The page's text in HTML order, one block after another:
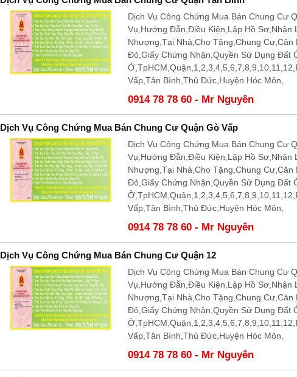
Dịch Vụ Công Chứng Mua Bán Chung Cư
Vụ,Hướng Đẫn,Điều Kiện,Lập Hồ Sơ,Nhận
Nhượng,Tại Nhà,Cho Tặng,Chung
Đỏ,Giấy Chứng Nhận,Quyền Sử Dụng Đất
Vấp,Tân Bình,Thủ Đức,Huyện Hóc Môn,
0914 78 78 60 - Mr Nguyên
Dịch Vụ Công Chứng Mua Bán Chung Cư Quận Gò Vấp
Dịch Vụ Công Chứng Mua Bán Chung Cư
Vụ,Hướng Đẫn,Điều Kiện,Lập Hồ Sơ,Nhận
Nhượng,Tại Nhà,Cho Tặng,Chung
Đỏ,Giấy Chứng Nhận,Quyền Sử Dụng Đất
Vấp,Tân Bình,Thủ Đức,Huyện Hóc Môn,
0914 78 78 60 - Mr Nguyên
Dịch Vụ Công Chứng Mua Bán Chung Cư Quận 12
Dịch Vụ Công Chứng Mua Bán Chung Cư
Vụ,Hướng Đẫn,Điều Kiện,Lập Hồ Sơ,Nhận
Nhượng,Tại Nhà,Cho Tặng,Chung
Đỏ,Giấy Chứng Nhận,Quyền Sử Dụng Đất
Vấp,Tân Bình,Thủ Đức,Huyện Hóc Môn,
0914 78 78 60 - Mr Nguyên